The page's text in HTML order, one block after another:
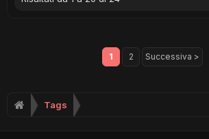
1 2 Successiva >
Tags